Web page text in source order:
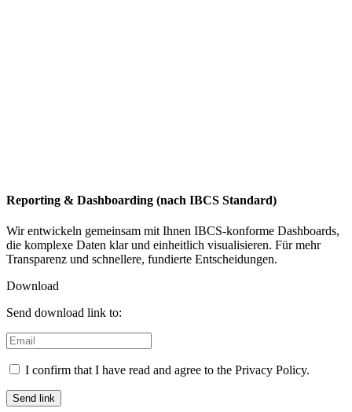
Reporting & Dashboarding (nach IBCS Standard)
Wir entwickeln gemeinsam mit Ihnen IBCS-konforme Dashboards,
die komplexe Daten klar und einheitlich visualisieren. Für mehr
Transparenz und schnellere, fundierte Entscheidungen.
Download
Send download link to:
I confirm that I have read and agree to the Privacy Policy.